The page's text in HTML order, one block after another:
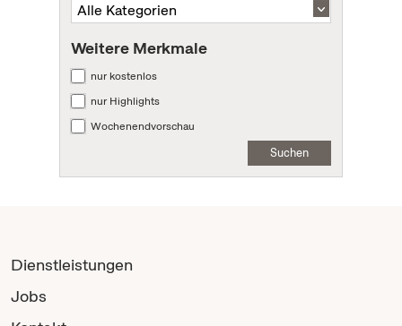
Weitere Merkmale
nur kostenlos
nur Highlights
Wochenendvorschau
Suchen
Dienstleistungen
Jobs